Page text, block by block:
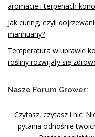
aromacie i terpenach
Jak curing, czyli
marihuany?
Temperatura w uprawie
rośliny rozwijały się
Nasze Forum Grower:
Czytasz, czytasz i nic.
pytania odnośnie